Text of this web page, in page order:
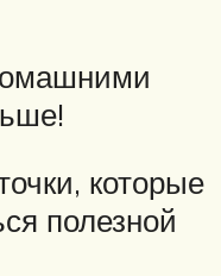
которые
полезной